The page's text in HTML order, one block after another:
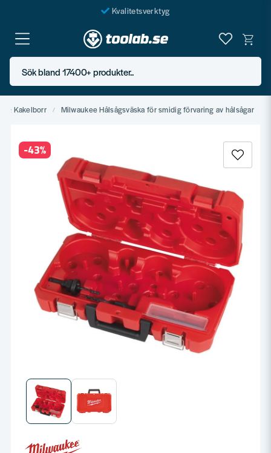
Kvalitetsverktyg
Fraktfritt över 999 SEK*
En järnhandel för alla
Butik i Göteborg
Sök bland 17400+ produkter..
& Kakelborr Milwaukee Hålsågsväska för smidig förvaring av hålsågar
-43%